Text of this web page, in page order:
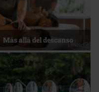
Energía que Impulsa la
competitividad